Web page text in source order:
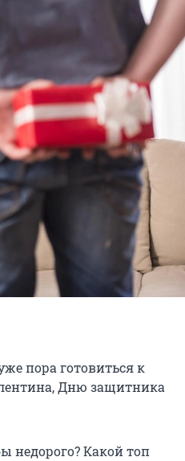
пора готовиться к
Дню защитника
недорого? Какой топ